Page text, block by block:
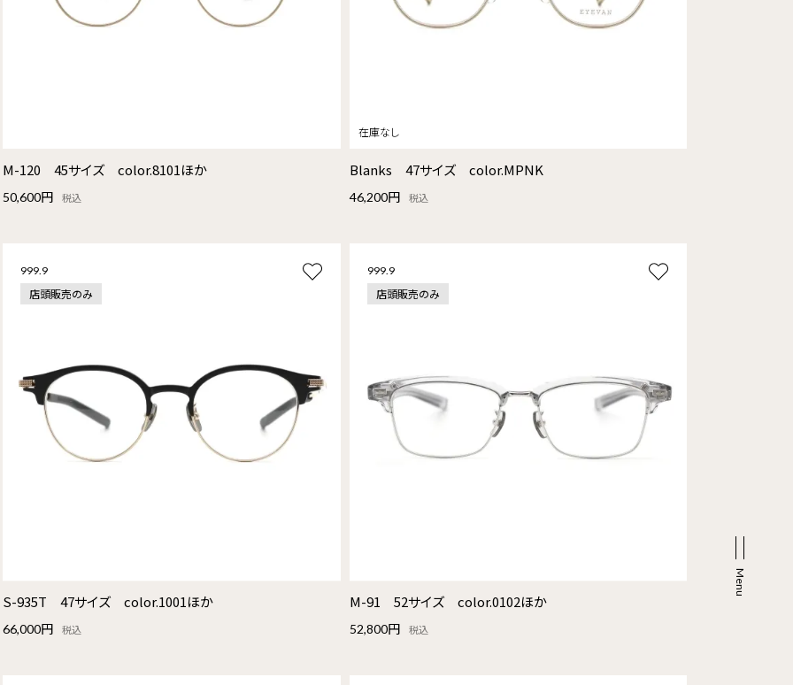
M-120 45サイズ color.8101ほか
50,600円 税込
Blanks 47サイズ color.MPNK
46,200円 税込
999.9
店頭販売のみ
S-935T 47サイズ color.1001ほか
66,000円 税込
999.9
店頭販売のみ
M-91 52サイズ color.0102ほか
52,800円 税込